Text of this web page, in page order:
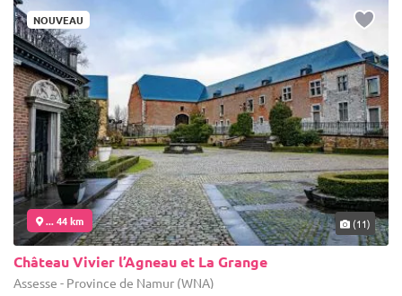
NOUVEAU
... 44 km (11)
Château Vivier l’Agneau et La Grange
Assesse - Province de Namur (WNA)